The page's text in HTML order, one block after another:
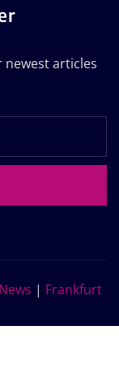
articles
| Frankfurt